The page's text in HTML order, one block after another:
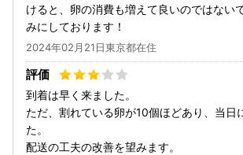
けると、卵の消費も増えて良いのではない
みにしております！
2024年02月21日東京都在住
到着は早く来ました。
ただ、割れている卵が10個ほどあり、当日
た。
配送の工夫の改善を望みます。